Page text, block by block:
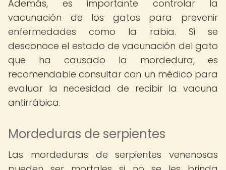
Además, es importante controlar la
vacunación de los gatos para prevenir
enfermedades como la rabia. Si se
desconoce el estado de vacunación del gato
que ha causado la mordedura, es
recomendable consultar con un médico para
evaluar la necesidad de recibir la vacuna
antirrábica.
Mordeduras de serpientes
Las mordeduras de serpientes venenosas